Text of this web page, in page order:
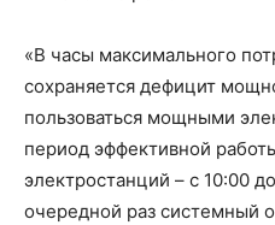
«В часы максимального
сохраняется дефицит
пользоваться мощными
период эффективной
электростанций – с 10:00
очередной раз системный